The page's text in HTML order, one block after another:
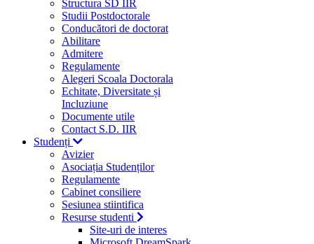
Structura SD IIR
Studii Postdoctorale
Conducători de doctorat
Abilitare
Admitere
Regulamente
Alegeri Scoala Doctorala
Echitate, Diversitate și
Incluziune
Documente utile
Contact S.D. IIR
Studenți
Avizier
Asociația Studenților
Regulamente
Cabinet consiliere
Sesiunea stiintifica
Resurse studenti
Site-uri de interes